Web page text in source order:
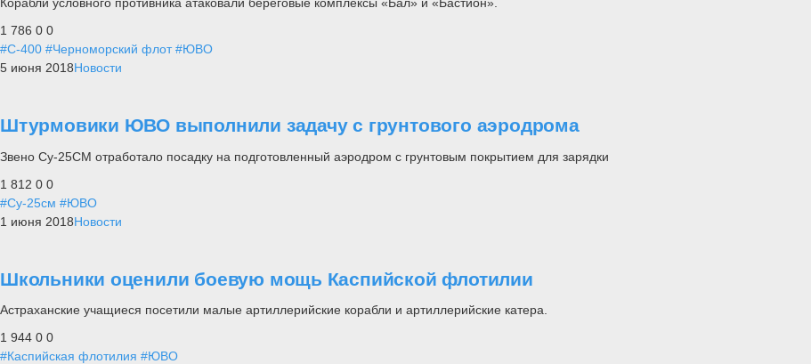
Корабли условного противника атаковали береговые комплексы «Бал» и «Бастион».
1 786 0 0
#С-400 #Черноморский флот #ЮВО
5 июня 2018Новости
Штурмовики ЮВО выполнили задачу с грунтового аэродрома
Звено Су-25СМ отработало посадку на подготовленный аэродром с грунтовым покрытием для зарядки
1 812 0 0
#Су-25см #ЮВО
1 июня 2018Новости
Школьники оценили боевую мощь Каспийской флотилии
Астраханские учащиеся посетили малые артиллерийские корабли и артиллерийские катера.
1 944 0 0
#Каспийская флотилия #ЮВО